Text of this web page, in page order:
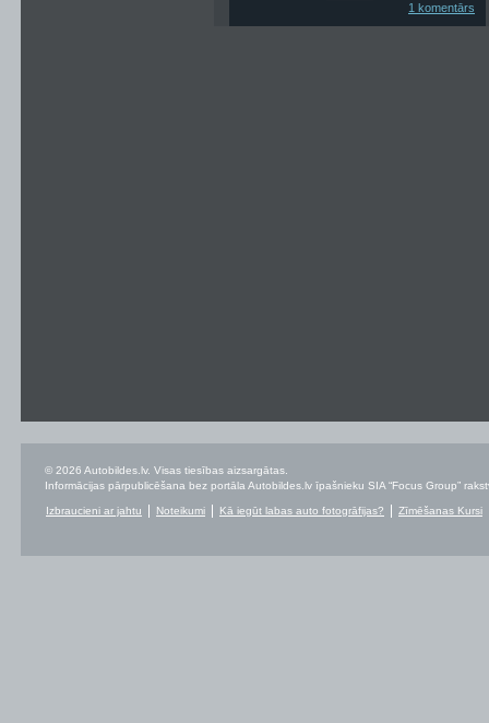
1 komentārs
© 2026 Autobildes.lv. Visas tiesības aizsargātas.
Informācijas pārpublicēšana bez portāla Autobildes.lv īpašnieku SIA “Focus Group”
Izbraucieni ar jahtu Noteikumi Kā iegūt labas auto fotogrāfijas? Zīmēšanas Kursi